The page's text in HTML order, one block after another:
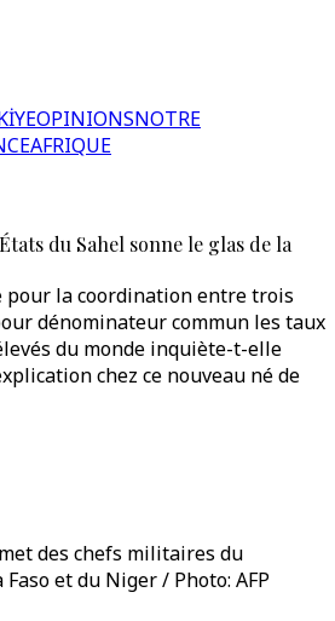
OPINIONSNOTRE
AFRIQUE
du Sahel sonne le glas de la
pour la coordination entre trois
dénominateur commun les taux
du monde inquiète-t-elle
chez ce nouveau né de
des chefs militaires du
et du Niger / Photo: AFP